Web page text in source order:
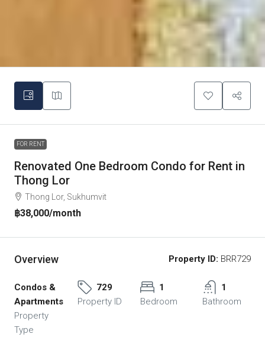
FOR RENT
Renovated One Bedroom Condo for Rent in
Thong Lor
Thong Lor, Sukhumvit
฿38,000/month
Overview Property ID: BRR729
Condos &
Apartments
Property
Type
729
Property ID
1
Bedroom
1
Bathroom